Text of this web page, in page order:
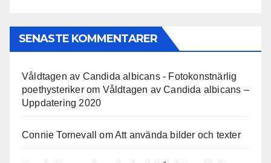
SENASTE KOMMENTARER
Våldtagen av Candida albicans - Fotokonstnärlig
poethysterikerom Våldtagen av Candida albicans –
Uppdatering 2020
Connie Tornevall omAtt använda bilder och texter